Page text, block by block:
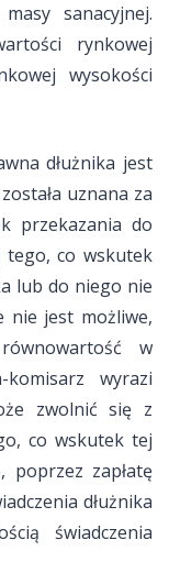
sanacyjnej.
rynkowej
wysokości
dłużnika jest
uznana za
przekazania do
tego, co wskutek
lub do niego nie
nie jest możliwe,
w
wyrazi
zwolnić się z
co wskutek tej
poprzez zapłatę
dłużnika
świadczenia